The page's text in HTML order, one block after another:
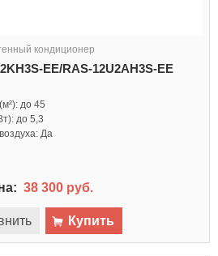
кондиционер
EE/RAS-12U2AH3S-EE
до 45
до 5,3
Да
38 300 руб.
Купить